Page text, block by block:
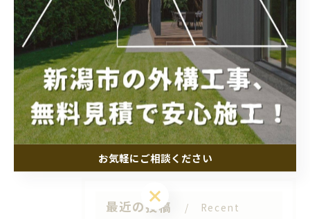
新潟市弥彦村の外構工事完成例を探る
2025/07/05
1 ... 2 3 4 5 6
最近の投稿
Recent
お気軽にご相談ください
お気軽にご相談ください